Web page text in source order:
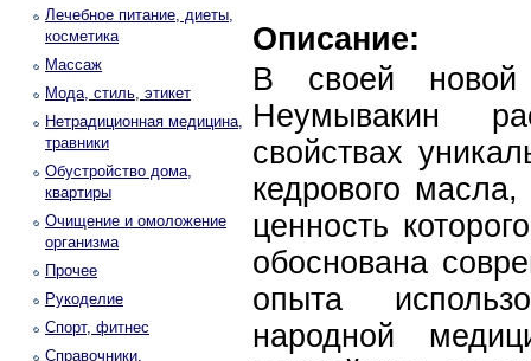
Лечебное питание, диеты,
косметика
Массаж
Мода, стиль, этикет
Нетрадиционная медицина,
травники
Обустройство дома,
квартиры
Очищение и омоложение
организма
Прочее
Рукоделие
Спорт, фитнес
Справочники,
Описание:
В своей
Неумывакин
свойствах
кедрового
ценность
обоснована
опыта
народной